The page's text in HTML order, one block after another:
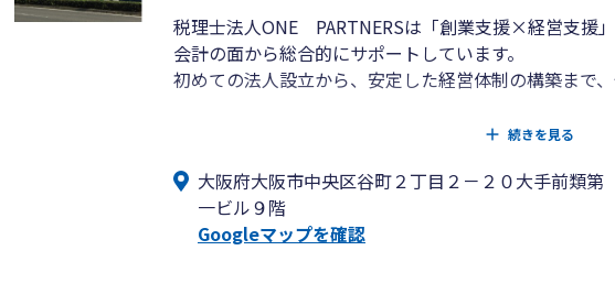
税理士法人ONE PARTNERSは「創業支援×経営支援
会計の面から総合的にサポートしています。
初めての法人設立から、安定した経営体制の構築まで
・大阪市中央区の谷町筋に面したオフィスで、交通至便
・領収書預かりの記帳代行から弥生製品導入サポート
・長年の実績から、あらゆる業種に対応可能です。
・特に医院/クリニック/調剤薬局等も対応可能。
続きを見る
大阪府大阪市中央区谷町２丁目２－２０大手前類第
一ビル９階
Googleマップを確認